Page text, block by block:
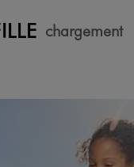
chargement